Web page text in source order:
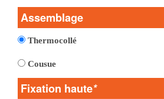
Assemblage
Thermocollé
Cousue
Fixation haute*